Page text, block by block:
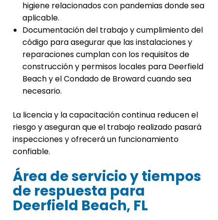
higiene relacionados con pandemias donde sea
aplicable.
Documentación del trabajo y cumplimiento del
código para asegurar que las instalaciones y
reparaciones cumplan con los requisitos de
construcción y permisos locales para Deerfield
Beach y el Condado de Broward cuando sea
necesario.
La licencia y la capacitación continua reducen el
riesgo y aseguran que el trabajo realizado pasará
inspecciones y ofrecerá un funcionamiento
confiable.
Área de servicio y tiempos
de respuesta para
Deerfield Beach, FL